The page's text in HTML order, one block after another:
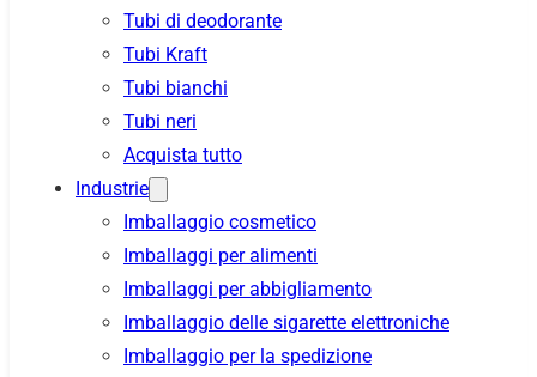
Tubi di deodorante
Tubi Kraft
Tubi bianchi
Tubi neri
Acquista tutto
Industrie
Imballaggio cosmetico
Imballaggi per alimenti
Imballaggi per abbigliamento
Imballaggio delle sigarette elettroniche
Imballaggio per la spedizione